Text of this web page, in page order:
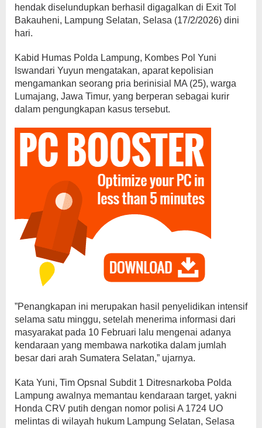
hendak diselundupkan berhasil digagalkan di Exit Tol
Bakauheni, Lampung Selatan, Selasa (17/2/2026) dini
hari.
​Kabid Humas Polda Lampung, Kombes Pol Yuni
Iswandari Yuyun mengatakan, aparat kepolisian
mengamankan seorang pria berinisial MA (25), warga
Lumajang, Jawa Timur, yang berperan sebagai kurir
dalam pengungkapan kasus tersebut.
​”Penangkapan ini merupakan hasil penyelidikan intensif
selama satu minggu, setelah menerima informasi dari
masyarakat pada 10 Februari lalu mengenai adanya
kendaraan yang membawa narkotika dalam jumlah
besar dari arah Sumatera Selatan,” ujarnya.
​Kata Yuni, Tim Opsnal Subdit 1 Ditresnarkoba Polda
Lampung awalnya memantau kendaraan target, yakni
Honda CRV putih dengan nomor polisi A 1724 UO
melintas di wilayah hukum Lampung Selatan, Selasa